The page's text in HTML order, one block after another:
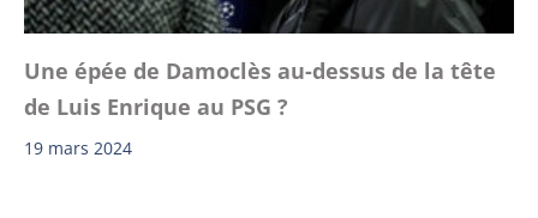
Une épée de Damoclès au-dessus de la tête
de Luis Enrique au PSG ?
19 mars 2024